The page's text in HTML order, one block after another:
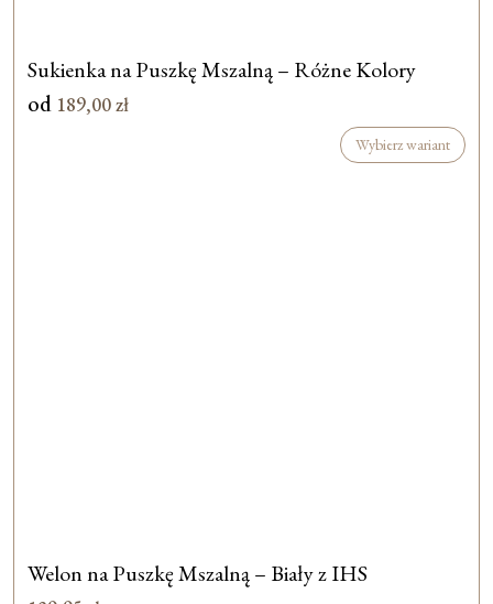
Sukienka na Puszkę Mszalną – Różne Kolory
od 189,00zł
Wybierz wariant
Welon na Puszkę Mszalną – Biały z IHS